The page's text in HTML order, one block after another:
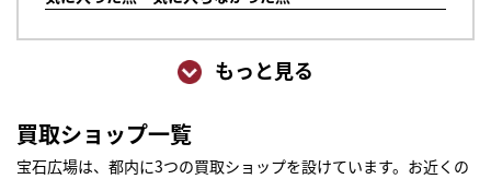
もっと見る
買取ショップ一覧
宝石広場は、都内に3つの買取ショップを設けています。お近くの